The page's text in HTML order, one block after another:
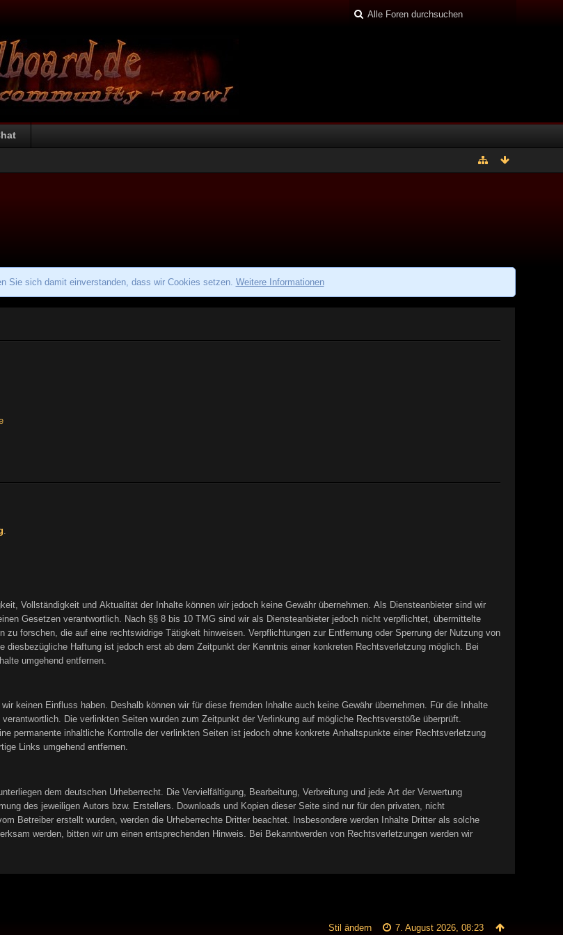
Sie sich damit einverstanden, dass wir Cookies setzen. Weitere Informationen
Vollständigkeit und Aktualität der Inhalte können wir jedoch keine Gewähr übernehmen. Als Diensteanbieter sind wir
Gesetzen verantwortlich. Nach §§ 8 bis 10 TMG sind wir als Diensteanbieter jedoch nicht verpflichtet, übermittelte
forschen, die auf eine rechtswidrige Tätigkeit hinweisen. Verpflichtungen zur Entfernung oder Sperrung der Nutzung von
diesbezügliche Haftung ist jedoch erst ab dem Zeitpunkt der Kenntnis einer konkreten Rechtsverletzung möglich. Bei
umgehend entfernen.
keinen Einfluss haben. Deshalb können wir für diese fremden Inhalte auch keine Gewähr übernehmen. Für die Inhalte
Die verlinkten Seiten wurden zum Zeitpunkt der Verlinkung auf mögliche Rechtsverstöße überprüft.
permanente inhaltliche Kontrolle der verlinkten Seiten ist jedoch ohne konkrete Anhaltspunkte einer Rechtsverletzung
Links umgehend entfernen.
dem deutschen Urheberrecht. Die Vervielfältigung, Bearbeitung, Verbreitung und jede Art der Verwertung
des jeweiligen Autors bzw. Erstellers. Downloads und Kopien dieser Seite sind nur für den privaten, nicht
Betreiber erstellt wurden, werden die Urheberrechte Dritter beachtet. Insbesondere werden Inhalte Dritter als solche
werden, bitten wir um einen entsprechenden Hinweis. Bei Bekanntwerden von Rechtsverletzungen werden wir
7. August 2026, 08:23
Stil ändern